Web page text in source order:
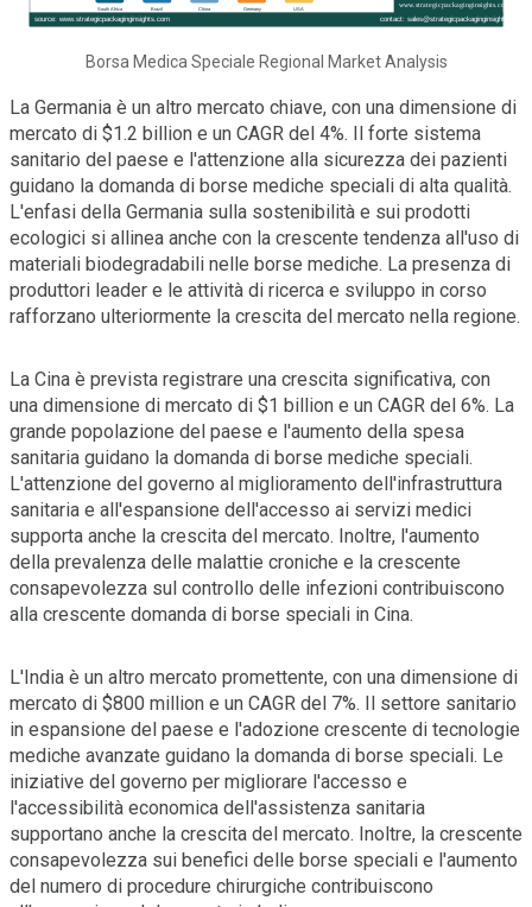
Borsa Medica Speciale Regional Market Analysis
La Germania è un altro mercato chiave, con una dimensione di
mercato di $1.2 billion e un CAGR del 4%. Il forte sistema
sanitario del paese e l'attenzione alla sicurezza dei pazienti
guidano la domanda di borse mediche speciali di alta qualità.
L'enfasi della Germania sulla sostenibilità e sui prodotti
ecologici si allinea anche con la crescente tendenza all'uso di
materiali biodegradabili nelle borse mediche. La presenza di
produttori leader e le attività di ricerca e sviluppo in corso
rafforzano ulteriormente la crescita del mercato nella regione.
La Cina è prevista registrare una crescita significativa, con
una dimensione di mercato di $1 billion e un CAGR del 6%. La
grande popolazione del paese e l'aumento della spesa
sanitaria guidano la domanda di borse mediche speciali.
L'attenzione del governo al miglioramento dell'infrastruttura
sanitaria e all'espansione dell'accesso ai servizi medici
supporta anche la crescita del mercato. Inoltre, l'aumento
della prevalenza delle malattie croniche e la crescente
consapevolezza sul controllo delle infezioni contribuiscono
alla crescente domanda di borse speciali in Cina.
L'India è un altro mercato promettente, con una dimensione di
mercato di $800 million e un CAGR del 7%. Il settore sanitario
in espansione del paese e l'adozione crescente di tecnologie
mediche avanzate guidano la domanda di borse speciali. Le
iniziative del governo per migliorare l'accesso e
l'accessibilità economica dell'assistenza sanitaria
supportano anche la crescita del mercato. Inoltre, la crescente
consapevolezza sui benefici delle borse speciali e l'aumento
del numero di procedure chirurgiche contribuiscono